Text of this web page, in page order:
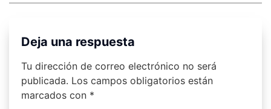
Deja una respuesta
Tu dirección de correo electrónico no será
publicada. Los campos obligatorios están
marcados con *